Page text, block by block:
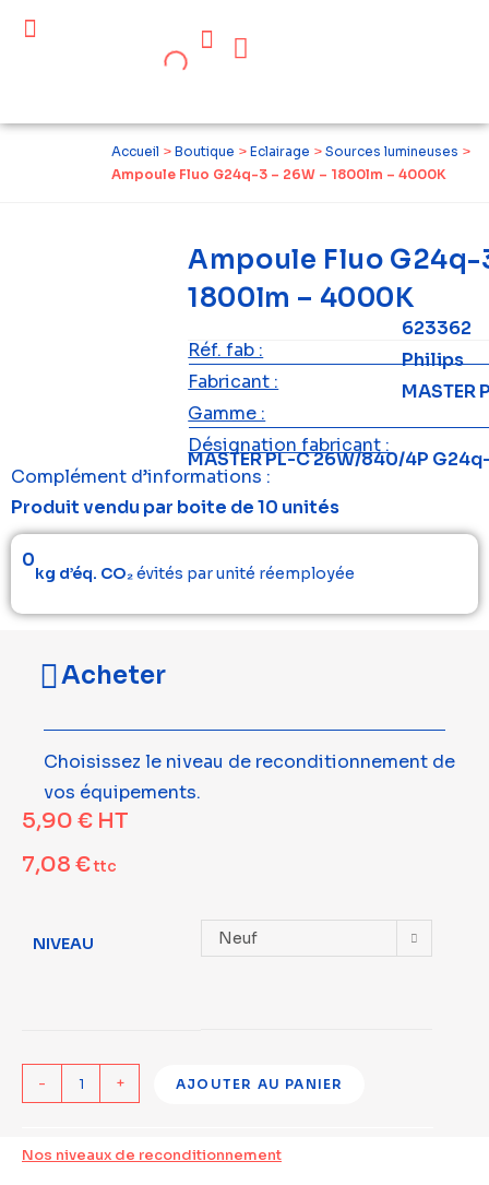
Accueil > Boutique > Eclairage > Sources lumineuses >
Ampoule Fluo G24q-3 – 26W – 1800lm – 4000K
Ampoule Fluo G24q-
1800lm – 4000K
Réf. fab :
623362
Fabricant :
Philips
Gamme :
MASTER
Désignation fabricant :
MASTER PL-C 26W/840/4P
Complément d’informations :
Produit vendu par boite de 10 unités
0
kg d’éq. CO₂évités par unité réemployée
Acheter
Choisissez le niveau de reconditionnement de
vos équipements.
5,90 € HT
7,08 €ttc
NIVEAU Neuf
- + AJOUTER AU PANIER
Nos niveaux de reconditionnement